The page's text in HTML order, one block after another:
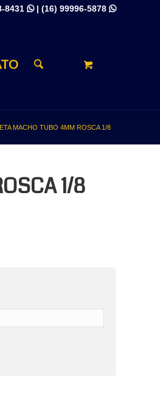
8431 | (16) 99996-5878 
MACHO TUBO 4MM ROSCA 1/8
1/8